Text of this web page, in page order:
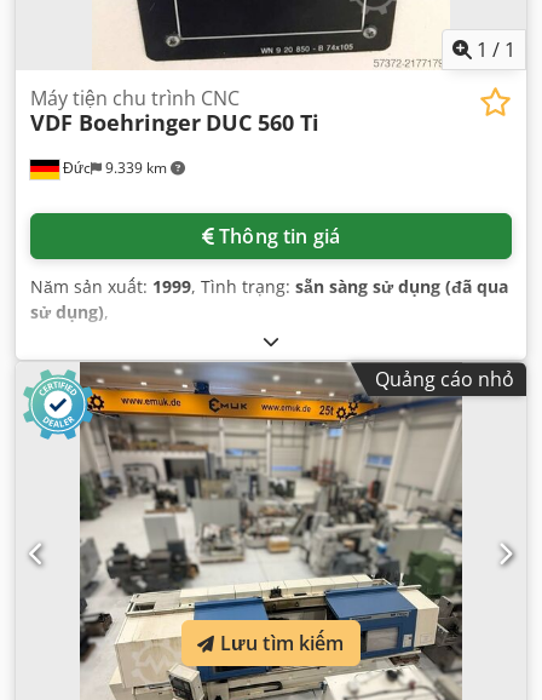
1 / 1
Đức 9.339 km
Máy tiện chu trình CNC
VDF Boehringer DUC 560 Ti
Thông tin giá
Năm sản xuất: 1999, Tình trạng: sẵn sàng sử dụng (đã qua
sử dụng),
Quảng cáo nhỏ
Lưu tìm kiếm